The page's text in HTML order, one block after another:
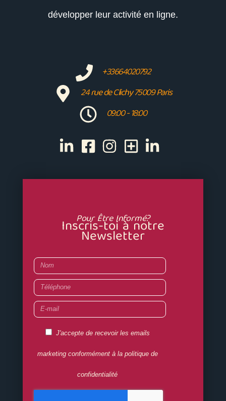
développer leur activité en ligne.
+33664020792
24 rue de Clichy 75009 Paris
09:00 - 18:00
Pour Être Informé?
Inscris-toi à notre
Newsletter
Nom
Téléphone
E-
mail
RGPD
OK
J'accepte de recevoir les emails
marketing conformément à la politique de
confidentialité